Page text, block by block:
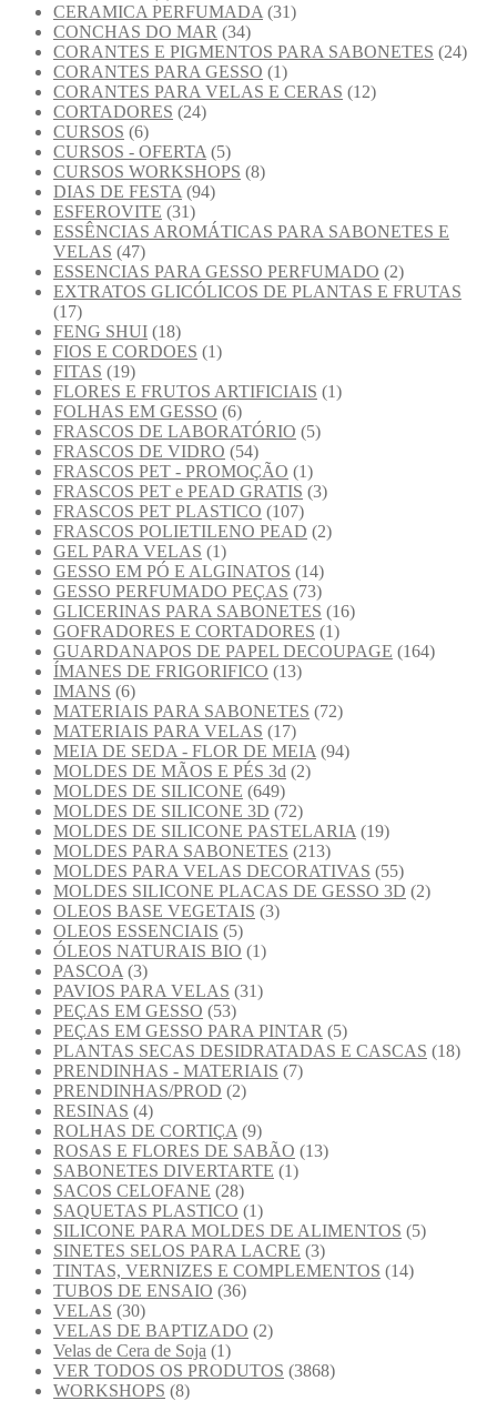
CERAMICA PERFUMADA (31)
CONCHAS DO MAR (34)
CORANTES E PIGMENTOS PARA SABONETES (24)
CORANTES PARA GESSO (1)
CORANTES PARA VELAS E CERAS (12)
CORTADORES (24)
CURSOS (6)
CURSOS - OFERTA (5)
CURSOS WORKSHOPS (8)
DIAS DE FESTA (94)
ESFEROVITE (31)
ESSÊNCIAS AROMÁTICAS PARA SABONETES E
VELAS (47)
ESSENCIAS PARA GESSO PERFUMADO (2)
EXTRATOS GLICÓLICOS DE PLANTAS E FRUTAS
(17)
FENG SHUI (18)
FIOS E CORDOES (1)
FITAS (19)
FLORES E FRUTOS ARTIFICIAIS (1)
FOLHAS EM GESSO (6)
FRASCOS DE LABORATÓRIO (5)
FRASCOS DE VIDRO (54)
FRASCOS PET - PROMOÇÃO (1)
FRASCOS PET e PEAD GRATIS (3)
FRASCOS PET PLASTICO (107)
FRASCOS POLIETILENO PEAD (2)
GEL PARA VELAS (1)
GESSO EM PÓ E ALGINATOS (14)
GESSO PERFUMADO PEÇAS (73)
GLICERINAS PARA SABONETES (16)
GOFRADORES E CORTADORES (1)
GUARDANAPOS DE PAPEL DECOUPAGE (164)
ÍMANES DE FRIGORIFICO (13)
IMANS (6)
MATERIAIS PARA SABONETES (72)
MATERIAIS PARA VELAS (17)
MEIA DE SEDA - FLOR DE MEIA (94)
MOLDES DE MÃOS E PÉS 3d (2)
MOLDES DE SILICONE (649)
MOLDES DE SILICONE 3D (72)
MOLDES DE SILICONE PASTELARIA (19)
MOLDES PARA SABONETES (213)
MOLDES PARA VELAS DECORATIVAS (55)
MOLDES SILICONE PLACAS DE GESSO 3D (2)
OLEOS BASE VEGETAIS (3)
OLEOS ESSENCIAIS (5)
ÓLEOS NATURAIS BIO (1)
PASCOA (3)
PAVIOS PARA VELAS (31)
PEÇAS EM GESSO (53)
PEÇAS EM GESSO PARA PINTAR (5)
PLANTAS SECAS DESIDRATADAS E CASCAS (18)
PRENDINHAS - MATERIAIS (7)
PRENDINHAS/PROD (2)
RESINAS (4)
ROLHAS DE CORTIÇA (9)
ROSAS E FLORES DE SABÃO (13)
SABONETES DIVERTARTE (1)
SACOS CELOFANE (28)
SAQUETAS PLASTICO (1)
SILICONE PARA MOLDES DE ALIMENTOS (5)
SINETES SELOS PARA LACRE (3)
TINTAS, VERNIZES E COMPLEMENTOS (14)
TUBOS DE ENSAIO (36)
VELAS (30)
VELAS DE BAPTIZADO (2)
Velas de Cera de Soja (1)
VER TODOS OS PRODUTOS (3868)
WORKSHOPS (8)